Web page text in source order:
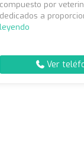
compuesto por
dedicados a
leyendo
Ver